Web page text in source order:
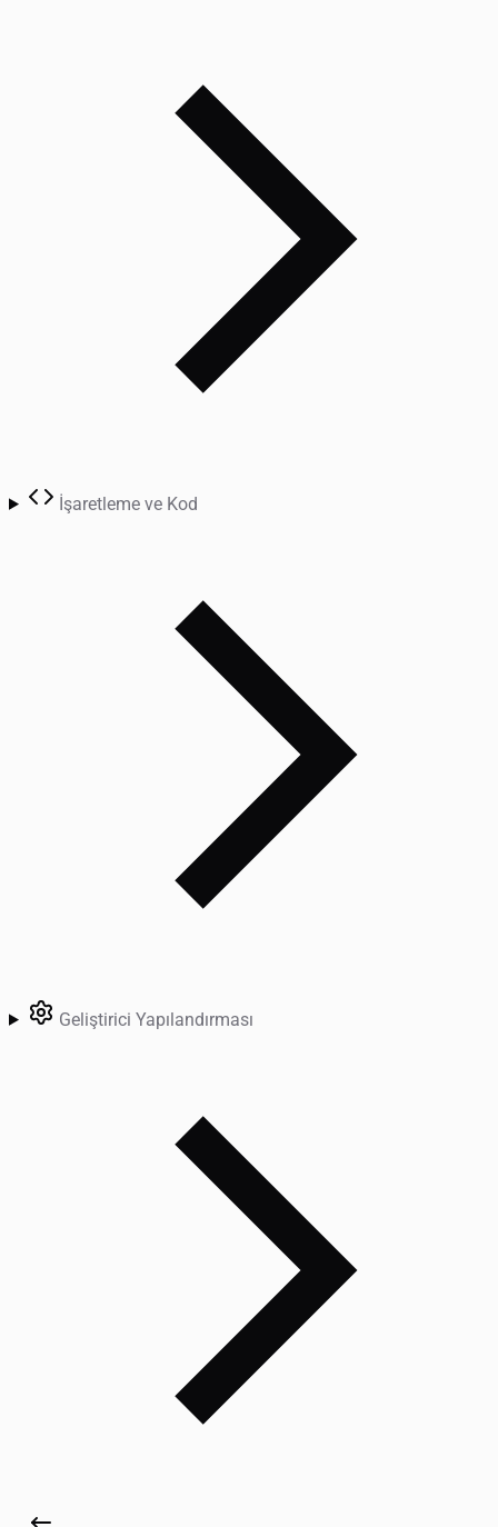
İşaretleme ve Kod
Geliştirici Yapılandırması